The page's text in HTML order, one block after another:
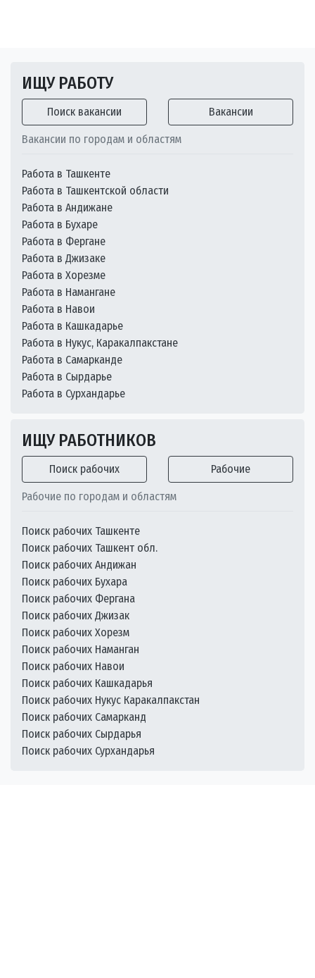
ИЩУ РАБОТУ
Поиск вакансии Вакансии
Вакансии по городам и областям
Работа в Ташкенте
Работа в Ташкентской области
Работа в Андижане
Работа в Бухаре
Работа в Фергане
Работа в Джизаке
Работа в Хорезме
Работа в Намангане
Работа в Навои
Работа в Кашкадарье
Работа в Нукус, Каракалпакстане
Работа в Самарканде
Работа в Сырдарье
Работа в Сурхандарье
ИЩУ РАБОТНИКОВ
Поиск рабочих Рабочие
Рабочие по городам и областям
Поиск рабочих Ташкенте
Поиск рабочих Ташкент обл.
Поиск рабочих Андижан
Поиск рабочих Бухара
Поиск рабочих Фергана
Поиск рабочих Джизак
Поиск рабочих Хорезм
Поиск рабочих Наманган
Поиск рабочих Навои
Поиск рабочих Кашкадарья
Поиск рабочих Нукус Каракалпакстан
Поиск рабочих Самарканд
Поиск рабочих Сырдарья
Поиск рабочих Сурхандарья